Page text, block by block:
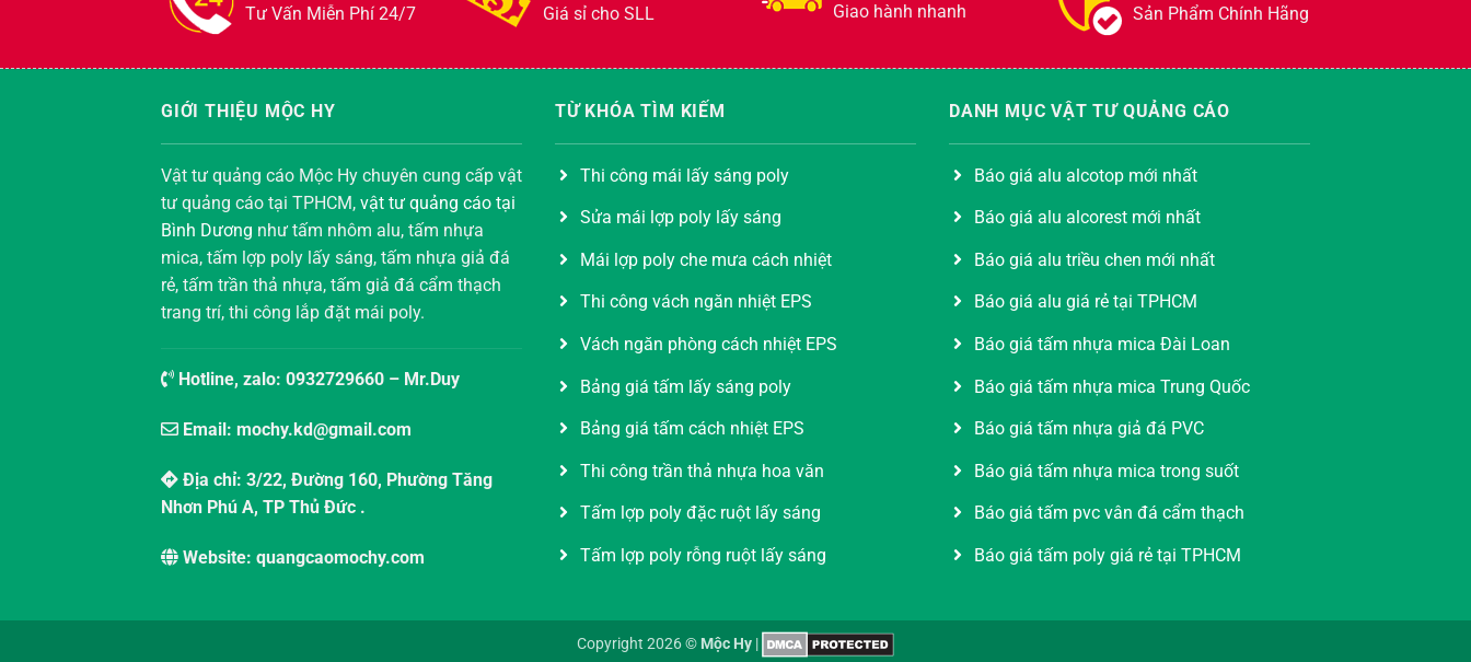
Tư Vấn Miễn Phí 24/7
Giá sỉ cho SLL
Giao hành nhanh
Sản Phẩm Chính Hãng
GIỚI THIỆU MỘC HY
Vật tư quảng cáo Mộc Hy chuyên cung cấp vật
tư quảng cáo tại TPHCM, vật tư quảng cáo tại
Bình Dương như tấm nhôm alu, tấm nhựa
mica, tấm lợp poly lấy sáng, tấm nhựa giả đá
rẻ, tấm trần thả nhựa, tấm giả đá cẩm thạch
trang trí, thi công lắp đặt mái poly.
Hotline, zalo: 0932729660 – Mr.Duy
Email: mochy.kd@gmail.com
Địa chỉ: 3/22, Đường 160, Phường Tăng
Nhơn Phú A, TP Thủ Đức .
Website: quangcaomochy.com
TỪ KHÓA TÌM KIẾM
Thi công mái lấy sáng poly
Sửa mái lợp poly lấy sáng
Mái lợp poly che mưa cách nhiệt
Thi công vách ngăn nhiệt EPS
Vách ngăn phòng cách nhiệt EPS
Bảng giá tấm lấy sáng poly
Bảng giá tấm cách nhiệt EPS
Thi công trần thả nhựa hoa văn
Tấm lợp poly đặc ruột lấy sáng
Tấm lợp poly rỗng ruột lấy sáng
DANH MỤC VẬT TƯ QUẢNG CÁO
Báo giá alu alcotop mới nhất
Báo giá alu alcorest mới nhất
Báo giá alu triều chen mới nhất
Báo giá alu giá rẻ tại TPHCM
Báo giá tấm nhựa mica Đài Loan
Báo giá tấm nhựa mica Trung Quốc
Báo giá tấm nhựa giả đá PVC
Báo giá tấm nhựa mica trong suốt
Báo giá tấm pvc vân đá cẩm thạch
Báo giá tấm poly giá rẻ tại TPHCM
Copyright 2026 © Mộc Hy |